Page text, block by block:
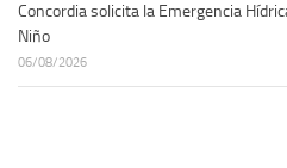
Concordia solicita la Emergencia
Niño
06/08/2026